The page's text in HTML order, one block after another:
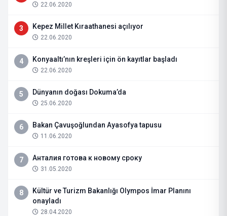
22.06.2020
3 Kepez Millet Kıraathanesi açılıyor
22.06.2020
4 Konyaaltı’nın kreşleri için ön kayıtlar başladı
22.06.2020
5 Dünyanın doğası Dokuma’da
25.06.2020
6 Bakan Çavuşoğlundan Ayasofya tapusu
11.06.2020
7 Анталия готова к новому сроку
31.05.2020
8
Kültür ve Turizm Bakanlığı Olympos İmar Planını
onayladı
28.04.2020